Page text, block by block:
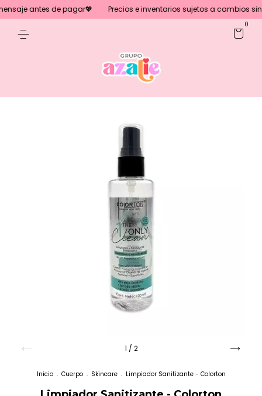
antes de pagar💖 Precios e inventarios sujetos a cambios sin
0
1 / 2
Inicio . Cuerpo . Skincare . Limpiador Sanitizante - Colorton